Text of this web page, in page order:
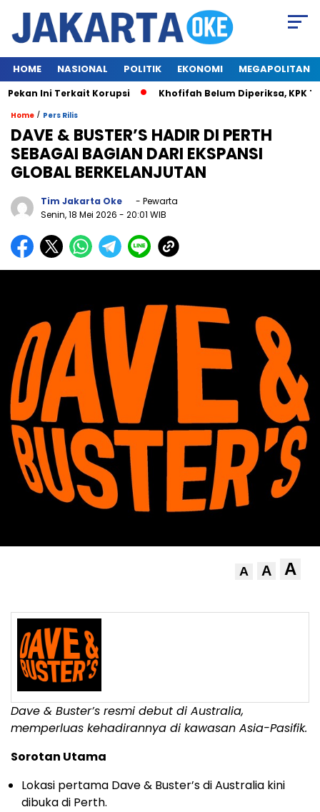
HOME NASIONAL POLITIK EKONOMI MEGAPOLITAN
Ini Terkait Korupsi Khofifah Belum Diperiksa, KPK
Home / Pers Rilis
DAVE & BUSTER’S HADIR DI PERTH
SEBAGAI BAGIAN DARI EKSPANSI
GLOBAL BERKELANJUTAN
Tim Jakarta Oke
- Pewarta
Senin, 18 Mei 2026 - 20:01 WIB
A A A
Dave & Buster’s resmi debut di Australia,
memperluas kehadirannya di kawasan Asia-Pasifik.
Sorotan Utama
Lokasi pertama Dave & Buster’s di Australia kini
dibuka di Perth.